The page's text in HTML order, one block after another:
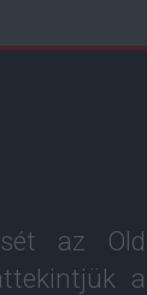
az Old
a